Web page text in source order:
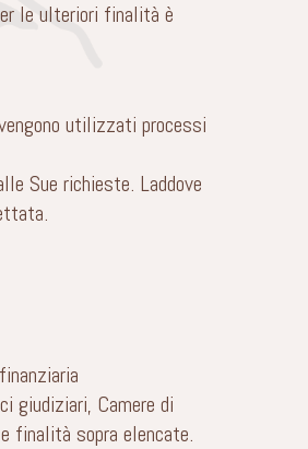
le ulteriori finalità è
utilizzati processi
Sue richieste. Laddove
giudiziari, Camere di
finalità sopra elencate.